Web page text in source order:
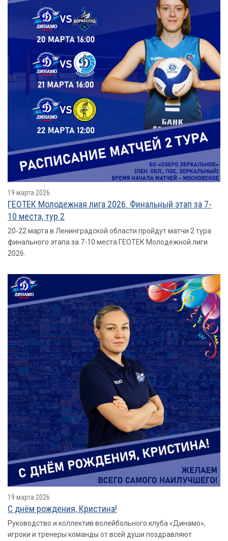
19 марта 2026
ГЕОТЕК Молодежная лига 2026. Финальный этап за 7-
10 места, тур 2
20-22 марта в Ленинградской области пройдут матчи 2 тура
финального этапа за 7-10 места ГЕОТЕК Молодежной лиги
2026.
19 марта 2026
С днём рождения, Кристина!
Руководство и коллектив волейбольного клуба «Динамо»,
игроки и тренеры команды от всей души поздравляют